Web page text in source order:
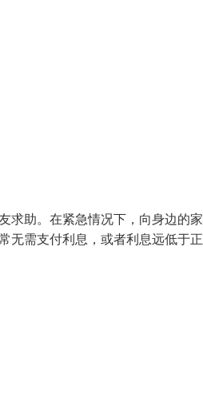
助。在紧急情况下，向身边的
需支付利息，或者利息远低于